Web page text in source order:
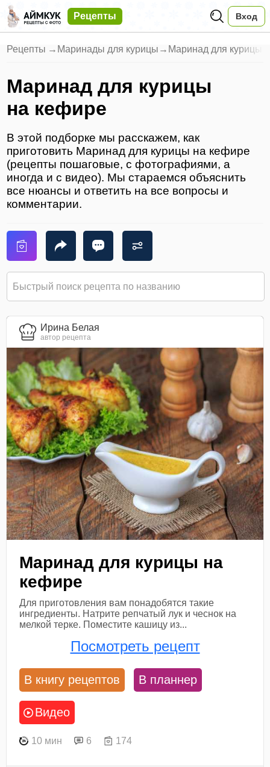
Рецепты Вход
Рецепты → Маринады для курицы → Маринад для курицы
Маринад для курицы
на кефире
В этой подборке мы расскажем, как
приготовить Маринад для курицы на кефире
(рецепты пошаговые, с фотографиями, а
иногда и с видео). Мы стараемся объяснить
все нюансы и ответить на все вопросы и
комментарии.
Ирина Белая
автор рецепта
Маринад для курицы на
кефире
Для приготовления вам понадобятся такие
ингредиенты. Натрите репчатый лук и чеснок на
мелкой терке. Поместите кашицу из...
Посмотреть рецепт
В книгу рецептов В планнер
Видео
10 мин 6 174